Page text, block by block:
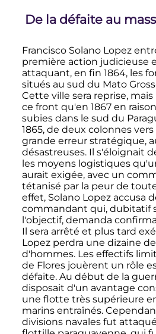
De la défaite au
Francisco Solano Lopez
première action judicieuse
attaquant, en fin 1864, les
situés au sud du Mato
Cette ville sera reprise,
ce front qu'en 1867 en
subies dans le sud du
1865, de deux colonnes
grande erreur stratégique,
désastreuses. Il s'éloignait
les moyens logistiques
aurait exigée, avec un
tétanisé par la peur de
effet, Solano Lopez accusa
commandant qui, dubitatif
l'objectif, demanda
Il sera arrêté et plus tard
Lopez perdra une dizaine
d'hommes. Les effectifs
de Flores jouèrent un rôle
défaite. Au début de la
disposait d'un avantage
une flotte très supérieure
marins entraînés.
divisions navales fut